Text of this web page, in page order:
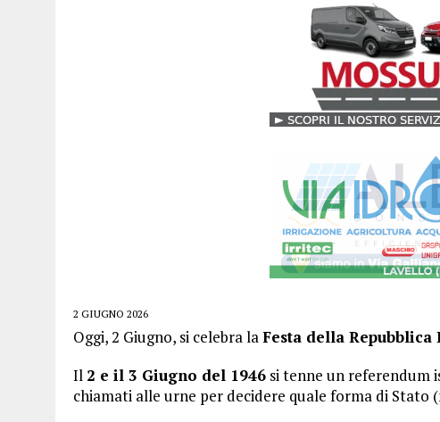
2 GIUGNO 2026
Oggi, 2 Giugno, si celebra laFesta della
Il 2 e il 3 Giugno del 1946 si tenne un referendum
chiamati alle urne per decidere quale forma di Stato